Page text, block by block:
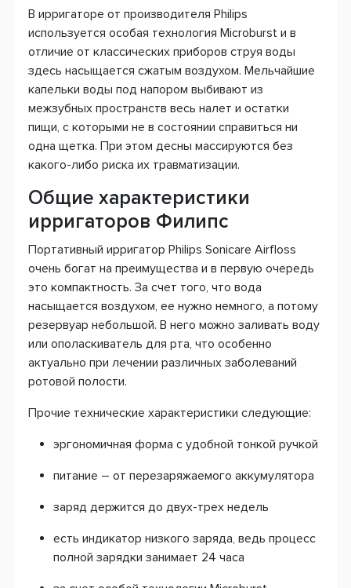
В ирригаторе от производителя Philips
используется особая технология Microburst и в
отличие от классических приборов струя воды
здесь насыщается сжатым воздухом. Мельчайшие
капельки воды под напором выбивают из
межзубных пространств весь налет и остатки
пищи, с которыми не в состоянии справиться ни
одна щетка. При этом десны массируются без
какого-либо риска их травматизации.
Общие характеристики
ирригаторов Филипс
Портативный ирригатор Philips Sonicare Airfloss
очень богат на преимущества и в первую очередь
это компактность. За счет того, что вода
насыщается воздухом, ее нужно немного, а потому
резервуар небольшой. В него можно заливать воду
или ополаскиватель для рта, что особенно
актуально при лечении различных заболеваний
ротовой полости.
Прочие технические характеристики следующие:
эргономичная форма с удобной тонкой ручкой
питание – от перезаряжаемого аккумулятора
заряд держится до двух-трех недель
есть индикатор низкого заряда, ведь процесс
полной зарядки занимает 24 часа